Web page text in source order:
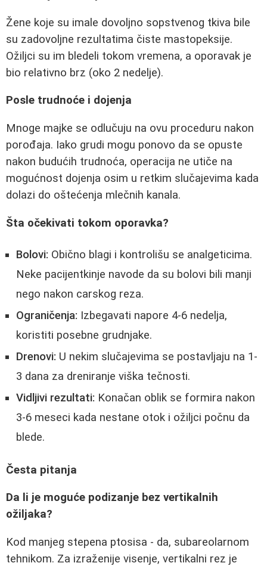
Žene koje su imale dovoljno sopstvenog tkiva bile
su zadovoljne rezultatima čiste mastopeksije.
Ožiljci su im bledeli tokom vremena, a oporavak je
bio relativno brz (oko 2 nedelje).
Posle trudnoće i dojenja
Mnoge majke se odlučuju na ovu proceduru nakon
porođaja. Iako grudi mogu ponovo da se opuste
nakon budućih trudnoća, operacija ne utiče na
mogućnost dojenja osim u retkim slučajevima kada
dolazi do oštećenja mlečnih kanala.
Šta očekivati tokom oporavka?
Bolovi: Obično blagi i kontrolišu se analgeticima.
Neke pacijentkinje navode da su bolovi bili manji
nego nakon carskog reza.
Ograničenja: Izbegavati napore 4-6 nedelja,
koristiti posebne grudnjake.
Drenovi: U nekim slučajevima se postavljaju na 1-
3 dana za dreniranje viška tečnosti.
Vidljivi rezultati: Konačan oblik se formira nakon
3-6 meseci kada nestane otok i ožiljci počnu da
blede.
Česta pitanja
Da li je moguće podizanje bez vertikalnih
ožiljaka?
Kod manjeg stepena ptosisa - da, subareolarnom
tehnikom. Za izraženije visenje, vertikalni rez je